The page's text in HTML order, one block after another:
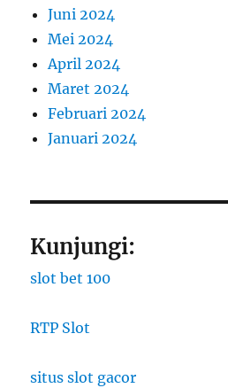
Juni 2024
Mei 2024
April 2024
Maret 2024
Februari 2024
Januari 2024
Kunjungi:
slot bet 100
RTP Slot
situs slot gacor